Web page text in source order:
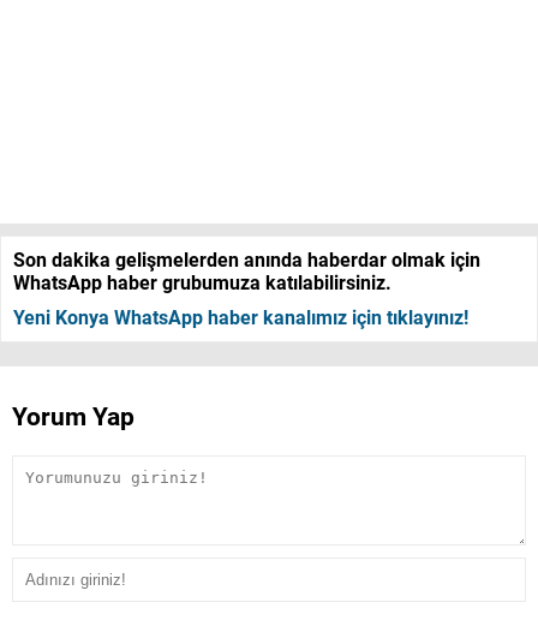
Son dakika gelişmelerden anında haberdar olmak için
WhatsApp haber grubumuza katılabilirsiniz.
Yeni Konya WhatsApp haber kanalımız için tıklayınız!
Yorum Yap